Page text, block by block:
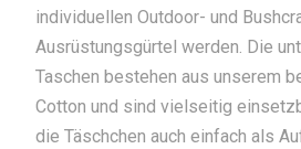
individuellen Outdoor- und
Ausrüstungsgürtel werden. Die
Taschen bestehen aus unserem
Cotton und sind vielseitig
die Täschchen auch einfach als